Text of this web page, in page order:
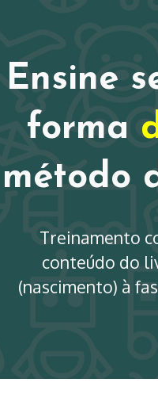
Ensine
forma
método
Treinamento
conteúdo do
(nascimento) à